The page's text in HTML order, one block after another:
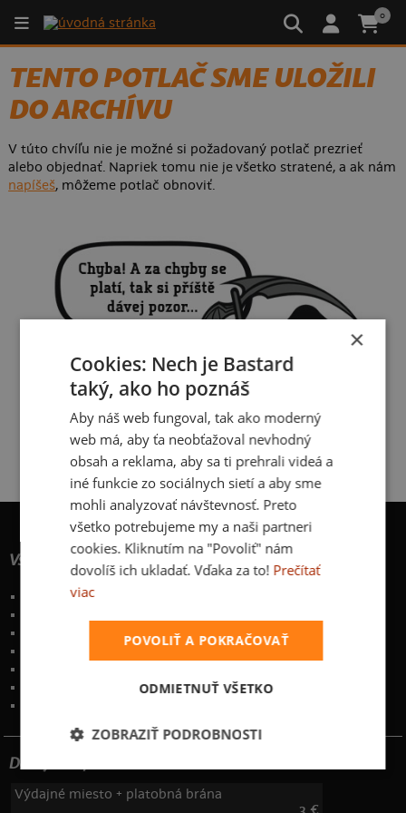
0
TENTO POTLAČ SME ULOŽILI
DO ARCHÍVU
V túto chvíľu nie je možné si požadovaný potlač prezrieť
alebo objednať. Napriek tomu nie je všetko stratené, a ak nám
napíšeš, môžeme potlač obnoviť.
Všetko o nákupe
Poštovné a spôsoby doručenia
info@bastard.sk
Dotujeme poštovné
Výdajné miesto + platobná brána
3 €
×
Cookies: Nech je Bastard
taký, ako ho poznáš
Aby náš web fungoval, tak ako moderný
web má, aby ťa neobťažoval nevhodný
obsah a reklama, aby sa ti prehrali videá a
iné funkcie zo sociálnych sietí a aby sme
mohli analyzovať návštevnosť. Preto
všetko potrebujeme my a naši partneri
cookies. Kliknutím na "Povoliť" nám
dovolíš ich ukladať. Vďaka za to! Prečítať
viac
POVOLIŤ A POKRAČOVAŤ
ODMIETNUŤ VŠETKO
ZOBRAZIŤ PODROBNOSTI